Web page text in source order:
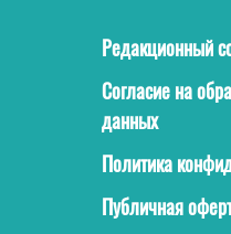
Редакционный
Согласие на
данных
Политика
Публичная